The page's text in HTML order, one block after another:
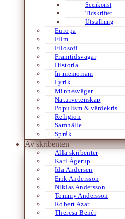
Scenkonst
Tidskrifter
Utställning
Europa
Film
Filosofi
Framtidsvägar
Historia
In memoriam
Lyrik
Minnesvägar
Naturvetenskap
Populism & värdekris
Religion
Samhälle
Språk
Av skribenten
Alla skribenter
Karl Ågerup
Ida Andersen
Erik Andersson
Niklas Andersson
Tommy Andersson
Robert Azar
Theresa Benér